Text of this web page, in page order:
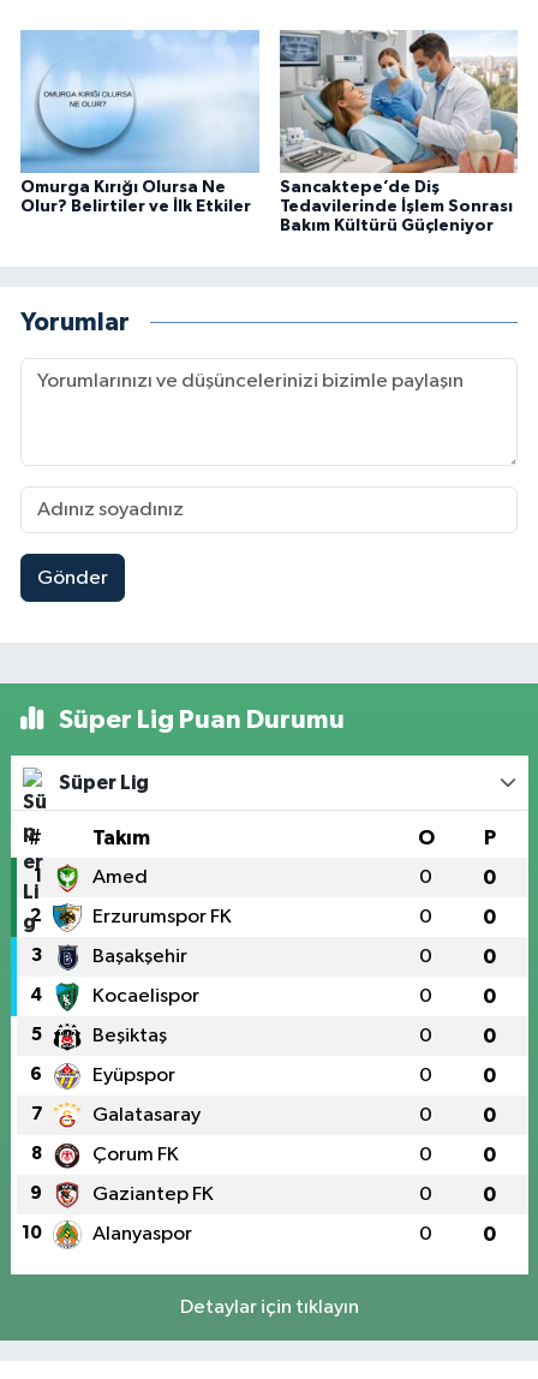
Omurga Kırığı Olursa Ne
Olur? Belirtiler ve İlk Etkiler
Sancaktepe’de Diş
Tedavilerinde İşlem Sonrası
Bakım Kültürü Güçleniyor
Yorumlar
Gönder
Süper Lig Puan Durumu
Süper Lig
# Takım O P
1 Amed 0 0
2 Erzurumspor FK 0 0
3 Başakşehir 0 0
4 Kocaelispor 0 0
5 Beşiktaş 0 0
6 Eyüpspor 0 0
7 Galatasaray 0 0
8 Çorum FK 0 0
9 Gaziantep FK 0 0
10 Alanyaspor 0 0
Detaylar için tıklayın